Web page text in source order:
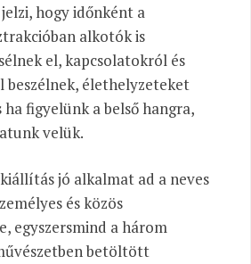
hogy időnként a
alkotók is
el, kapcsolatokról és
beszélnek, élethelyzeteket
figyelünk a belső hangra,
velük.
kiállítás jó alkalmat ad a neves
és közös
egyszersmind a három
betöltött